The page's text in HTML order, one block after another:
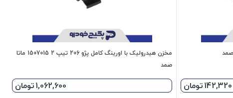
142,320تومان
مخزن هیدرولیک با اورینگ کامل پژو 206 تیپ 2 1507015 ماتا
صمد
1,062,600تومان